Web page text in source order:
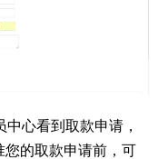
心看到取款申请，
您的取款申请前，可